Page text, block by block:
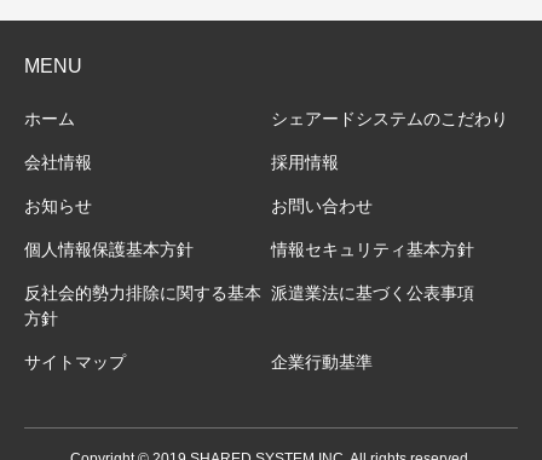
MENU
ホーム シェアードシステムのこだわり
会社情報 採用情報
お知らせ お問い合わせ
個人情報保護基本方針 情報セキュリティ基本方針
反社会的勢力排除に関する基本
方針
派遣業法に基づく公表事項
サイトマップ 企業行動基準